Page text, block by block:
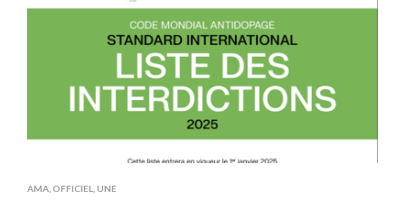
AMA OFFICIEL UNE